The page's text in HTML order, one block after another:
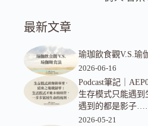
最新文章
瑜珈飲食觀V.S.瑜
2026-06-16
Podcast筆記｜
生存模式只能遇
遇到的都是影子
2026-05-21